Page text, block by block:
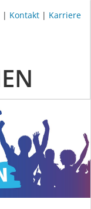
| Kontakt | Karriere